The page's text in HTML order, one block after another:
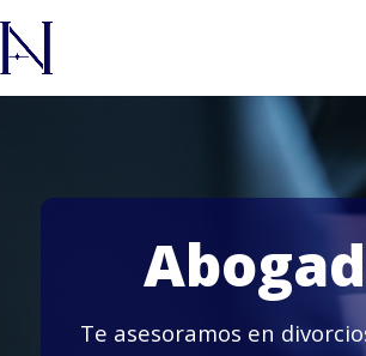
Te asesoramos en